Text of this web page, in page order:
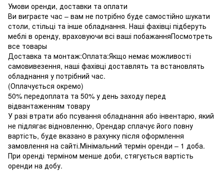
Умови оренди, доставки та оплати
Ви виграєте час – вам не потрібно буде самостійно шукати
столи, стільці та інше обладнання. Наші фахівці підберуть
меблі в оренду, враховуючи всі ваші побажанняПосмотреть
все товары
Доставка та монтаж:Оплата:Якщо немає можливості
самовивезення, наші фахівці доставлять та встановлять
обладнання у потрібний час.
(Оплачується окремо)
50% передоплата та 50% у день заходу перед
відвантаженням товару
У разі втрати або псування обладнання або інвентарю, який
не підлягає відновленню, Орендар сплачує його повну
вартість, буде вказано в рахунку після оформлення
замовлення на сайті.Мінімальний термін оренди – 1 доба.
При оренді терміном менше доби, стягується вартість
оренди на добу.